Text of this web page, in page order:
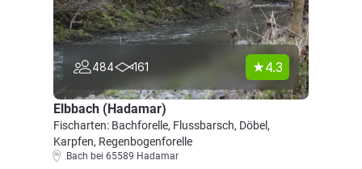
484 161 4.3
Elbbach (Hadamar)
Fischarten: Bachforelle, Flussbarsch, Döbel,
Karpfen, Regenbogenforelle
Bach bei 65589 Hadamar